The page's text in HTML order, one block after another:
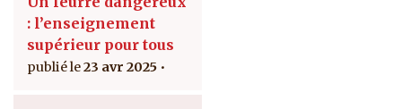
: l’enseignement
supérieur pour tous
23 avr 2025